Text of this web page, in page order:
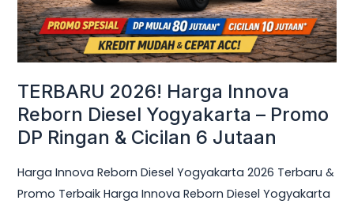
TERBARU 2026! Harga Innova
Reborn Diesel Yogyakarta – Promo
DP Ringan & Cicilan 6 Jutaan
Harga Innova Reborn Diesel Yogyakarta 2026 Terbaru &
Promo Terbaik Harga Innova Reborn Diesel Yogyakarta
–
Promo
DP
&
Cicilan
6